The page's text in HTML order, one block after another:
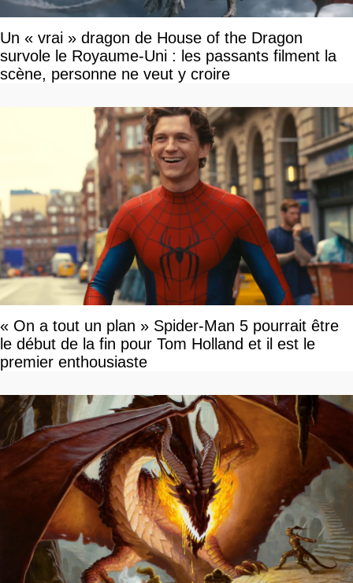
Un « vrai » dragon de House of the Dragon
survole le Royaume-Uni : les passants filment la
scène, personne ne veut y croire
« On a tout un plan » Spider-Man 5 pourrait être
le début de la fin pour Tom Holland et il est le
premier enthousiaste